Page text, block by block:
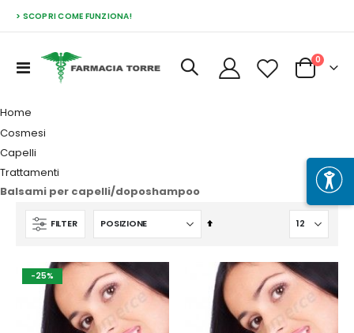
> SCOPRI COME FUNZIONA!
Toggle
Cart
0
Home
Cosmesi
Capelli
Trattamenti
Balsami per capelli/doposhampoo
FILTER
Imposta
decrescente
-25%